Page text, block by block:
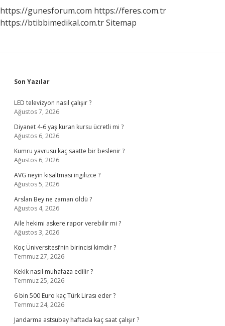
https://gunesforum.com https://feres.com.tr
https://btibbimedikal.com.trSitemap
Sidebar
Son Yazılar
LED televizyon nasıl çalışır ?
Ağustos 7, 2026
Diyanet 4-6 yaş kuran kursu ücretli mi ?
Ağustos 6, 2026
Kumru yavrusu kaç saatte bir beslenir ?
Ağustos 6, 2026
AVG neyin kısaltması ingilizce ?
Ağustos 5, 2026
Arslan Bey ne zaman öldü ?
Ağustos 4, 2026
Aile hekimi askere rapor verebilir mi ?
Ağustos 3, 2026
Koç Üniversitesi’nin birincisi kimdir ?
Temmuz 27, 2026
Kekik nasıl muhafaza edilir ?
Temmuz 25, 2026
6 bin 500 Euro kaç Türk Lirası eder ?
Temmuz 24, 2026
Jandarma astsubay haftada kaç saat çalışır ?